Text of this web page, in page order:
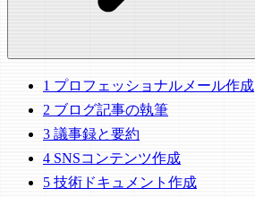
1 プロフェッショナルメール作成
2 ブログ記事の執筆
3 議事録と要約
4 SNSコンテンツ作成
5 技術ドキュメント作成